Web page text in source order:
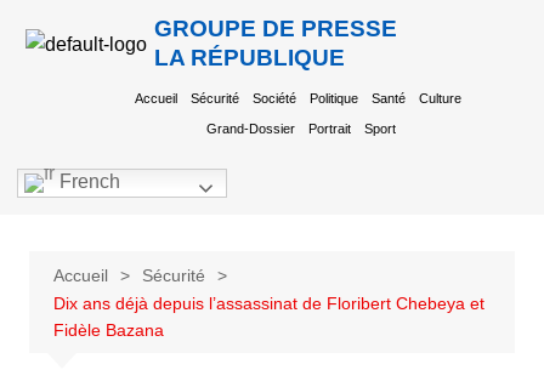
GROUPE DE PRESSE
LA RÉPUBLIQUE
Accueil Sécurité Société Politique Santé Culture
Grand-Dossier Portrait Sport
French
Accueil
Sécurité
Dix ans déjà depuis l’assassinat de Floribert Chebeya et
Fidèle Bazana